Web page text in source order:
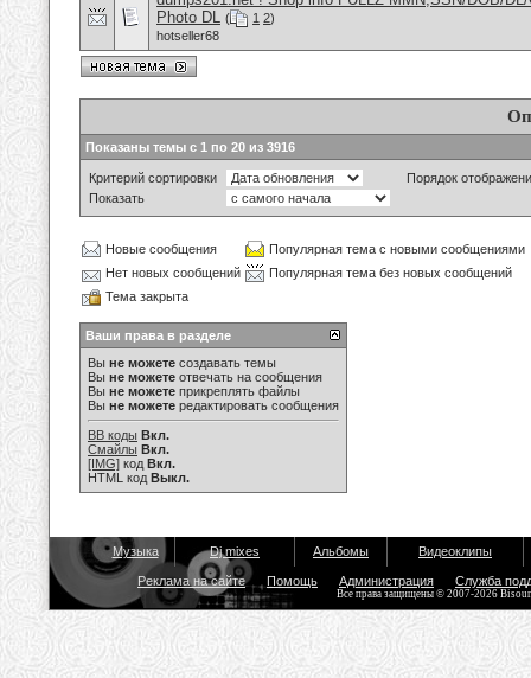
Photo DL ( 1 2)
hotseller68
Показаны темы с 1 по 20 из 3916
Критерий сортировки
Порядок
Показать
Новые сообщения
Популярная тема с новыми сообщениями
Нет новых сообщений
Популярная тема без новых сообщений
Тема закрыта
Ваши права в разделе
Вы не можете создавать темы
Вы не можете отвечать на сообщения
Вы не можете прикреплять файлы
Вы не можете редактировать сообщения
BB коды Вкл.
Смайлы Вкл.
[IMG] код Вкл.
HTML код Выкл.
Музыка Dj mixes Альбомы Видеоклипы
Реклама на сайте Помощь Администрация Служба
Все права защищены © 2007-2026